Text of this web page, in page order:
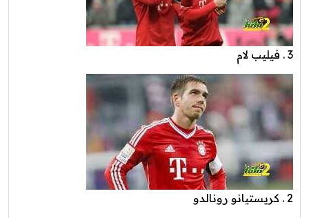
3 . فيليب لام
2 . كريستيانو رونالدو